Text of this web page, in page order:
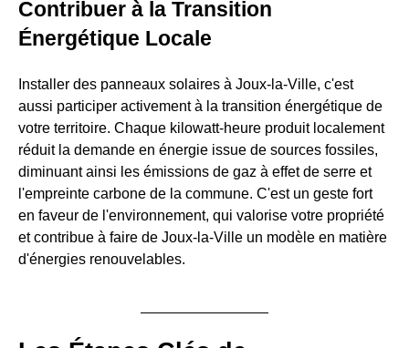
Contribuer à la Transition
Énergétique Locale
Installer des panneaux solaires à Joux-la-Ville, c'est
aussi participer activement à la transition énergétique de
votre territoire. Chaque kilowatt-heure produit localement
réduit la demande en énergie issue de sources fossiles,
diminuant ainsi les émissions de gaz à effet de serre et
l'empreinte carbone de la commune. C'est un geste fort
en faveur de l'environnement, qui valorise votre propriété
et contribue à faire de Joux-la-Ville un modèle en matière
d'énergies renouvelables.